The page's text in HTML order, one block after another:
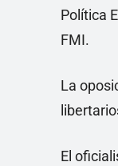
Política
FMI.
La
El